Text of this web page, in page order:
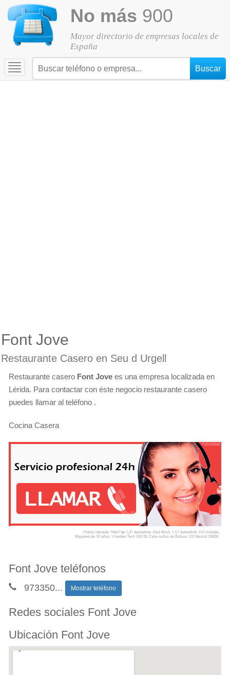
No más 900
Mayor directorio de empresas locales de
España
Toggle
navigation
Font Jove
Restaurante Casero en Seu d Urgell
Restaurante casero Font Jove es una empresa localizada en
Lérida. Para contactar con éste negocio restaurante casero
puedes llamar al teléfono .
Cocina Casera
Font Jove teléfonos
973350... Mostrar teléfono
Redes sociales Font Jove
Ubicación Font Jove